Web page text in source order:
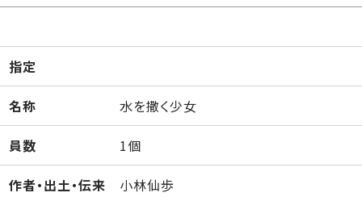
指定
名称 水を撒く少女
員数 1個
作者・出土・伝来 小林仙歩